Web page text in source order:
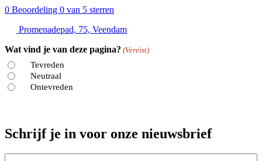
0 Beoordeling 0 van 5 sterren
Promenadepad, 75, Veendam
Wat vind je van deze pagina? (Vereist)
Tevreden
Neutraal
Ontevreden
Schrijf je in voor onze nieuwsbrief